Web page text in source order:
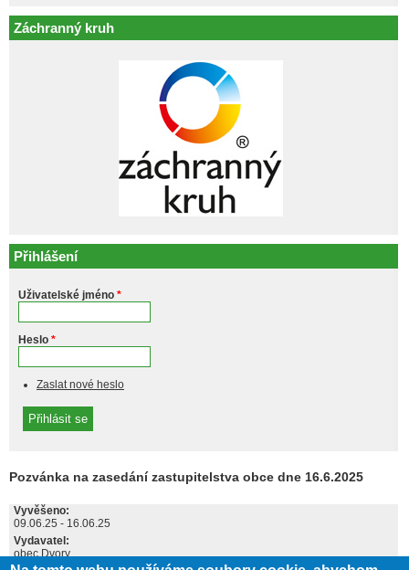
Záchranný kruh
Přihlášení
Uživatelské jméno *
Heslo *
Zaslat nové heslo
Pozvánka na zasedání zastupitelstva obce dne 16.6.2025
Vyvěšeno:
09.06.25 - 16.06.25
Vydavatel:
obec Dvory